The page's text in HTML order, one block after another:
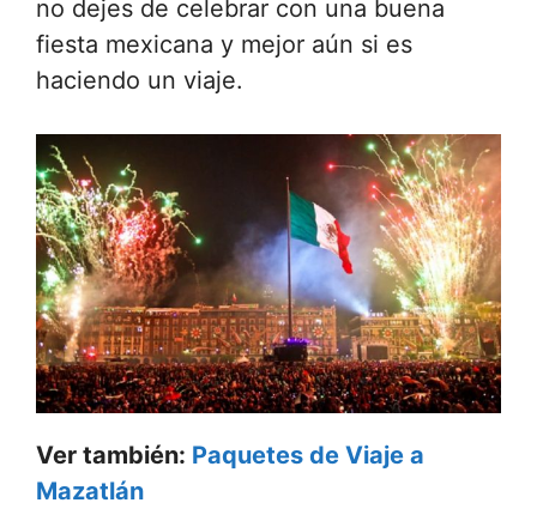
no dejes de celebrar con una buena
fiesta mexicana y mejor aún si es
haciendo un viaje.
Ver también: Paquetes de Viaje a
Mazatlán